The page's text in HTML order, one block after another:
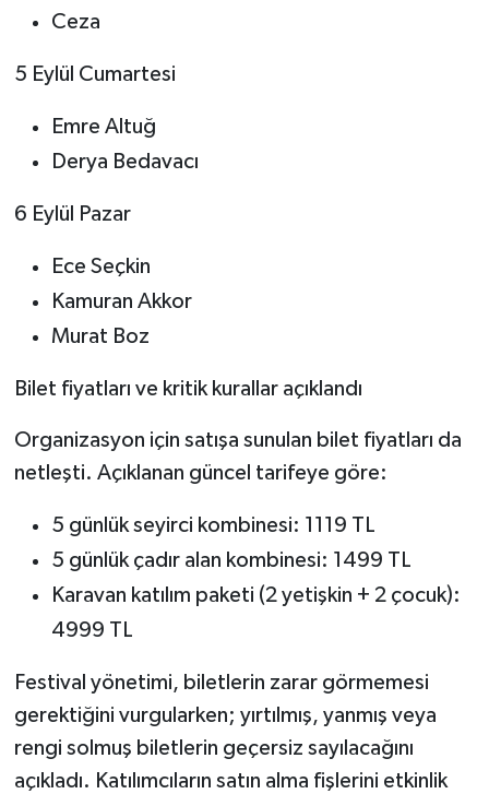
Ceza
5 Eylül Cumartesi
Emre Altuğ
Derya Bedavacı
6 Eylül Pazar
Ece Seçkin
Kamuran Akkor
Murat Boz
Bilet fiyatları ve kritik kurallar açıklandı
Organizasyon için satışa sunulan bilet fiyatları da
netleşti. Açıklanan güncel tarifeye göre:
5 günlük seyirci kombinesi: 1119 TL
5 günlük çadır alan kombinesi: 1499 TL
Karavan katılım paketi (2 yetişkin + 2 çocuk):
4999 TL
Festival yönetimi, biletlerin zarar görmemesi
gerektiğini vurgularken; yırtılmış, yanmış veya
rengi solmuş biletlerin geçersiz sayılacağını
açıkladı. Katılımcıların satın alma fişlerini etkinlik